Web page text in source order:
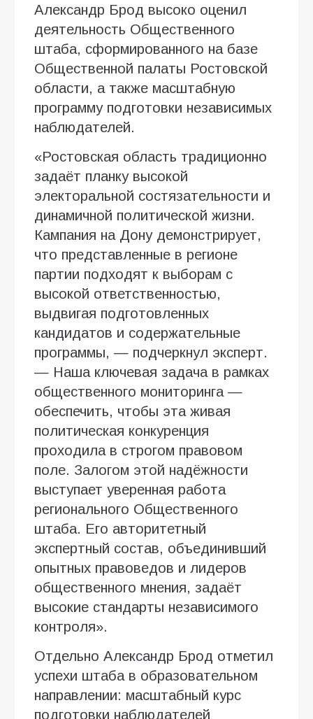
Александр Брод высоко оценил
деятельность Общественного
штаба, сформированного на базе
Общественной палаты Ростовской
области, а также масштабную
программу подготовки независимых
наблюдателей.
«Ростовская область традиционно
задаёт планку высокой
электоральной состязательности и
динамичной политической жизни.
Кампания на Дону демонстрирует,
что представленные в регионе
партии подходят к выборам с
высокой ответственностью,
выдвигая подготовленных
кандидатов и содержательные
программы, — подчеркнул эксперт.
— Наша ключевая задача в рамках
общественного мониторинга —
обеспечить, чтобы эта живая
политическая конкуренция
проходила в строгом правовом
поле. Залогом этой надёжности
выступает уверенная работа
регионального Общественного
штаба. Его авторитетный
экспертный состав, объединивший
опытных правоведов и лидеров
общественного мнения, задаёт
высокие стандарты независимого
контроля».
Отдельно Александр Брод отметил
успехи штаба в образовательном
направлении: масштабный курс
подготовки наблюдателей